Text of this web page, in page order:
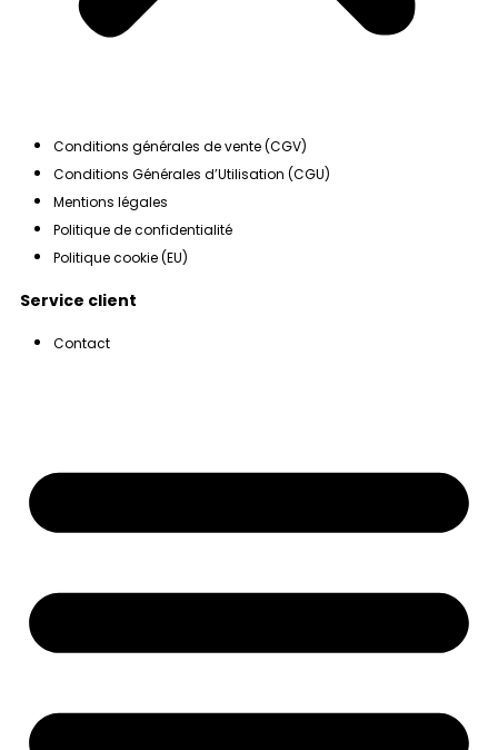
Conditions générales de vente (CGV)
Conditions Générales d’Utilisation (CGU)
Mentions légales
Politique de confidentialité
Politique cookie (EU)
Service client
Contact